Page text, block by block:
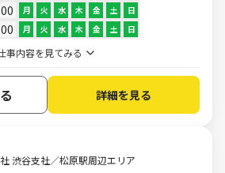
月 火 水 木 金 土 日
月 火 水 木 金 土 日
事内容を見てみる
詳細を見る
渋谷支社／松原駅周辺エリア